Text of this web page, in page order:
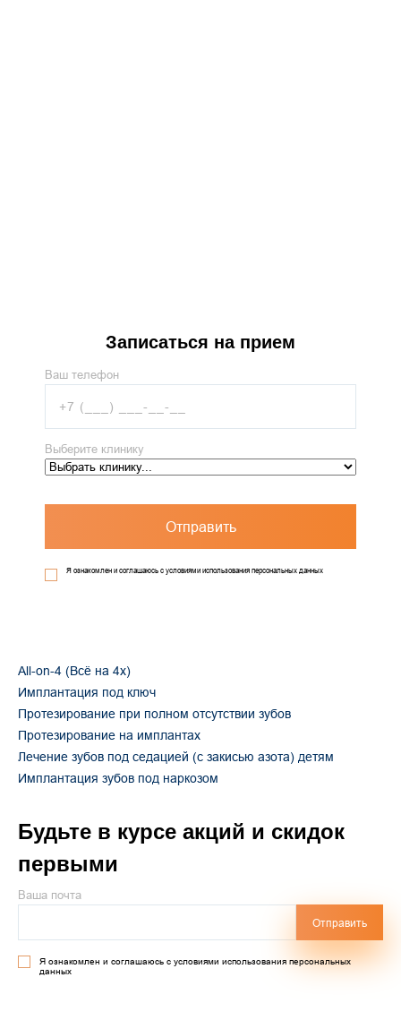
Записаться на прием
Ваш телефон
Выберите клинику
Отправить
Я ознакомлен и соглашаюсь с условиями использования персональных данных
All-on-4 (Всё на 4х)
Имплантация под ключ
Протезирование при полном отсутствии зубов
Протезирование на имплантах
Лечение зубов под седацией (с закисью азота) детям
Имплантация зубов под наркозом
Будьте в курсе акций и скидок
первыми
Ваша почта
Отправить
Я ознакомлен и соглашаюсь с условиями использования персональных
данных